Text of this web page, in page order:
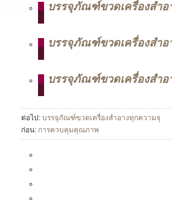
บรรจุภัณฑ์ขวดเครื่องสำอ
บรรจุภัณฑ์ขวดเครื่องสำอ
บรรจุภัณฑ์ขวดเครื่องสำอ
ต่อไป: บรรจุภัณฑ์ขวดเครื่องสำอางทุกความจุ
ก่อน: การควบคุมคุณภาพ